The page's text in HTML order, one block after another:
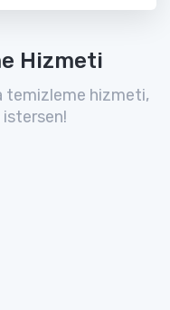
Hizmeti
temizleme hizmeti,